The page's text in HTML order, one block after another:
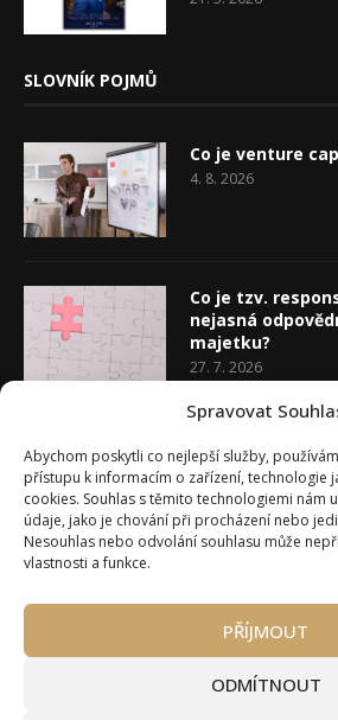
Spravovat
Abychom poskytli co nejlepší služby,
přístupu k informacím o zařízení, technologie
cookies. Souhlas s těmito technologiemi nám
údaje, jako je chování při procházení nebo
Nesouhlas nebo odvolání souhlasu může
vlastnosti a funkce.
PŘÍJMOUT
ODMÍTNOUT
SLOVNÍK POJMŮ
Co je venture
4. 8. 2026
Co je tzv.
nejasná
majetku?
27. 7. 2026
20. 7. 2026
O Wealth Magazínu Můj účet
Kontakty
Máte zájem o
Pravidla používání webu